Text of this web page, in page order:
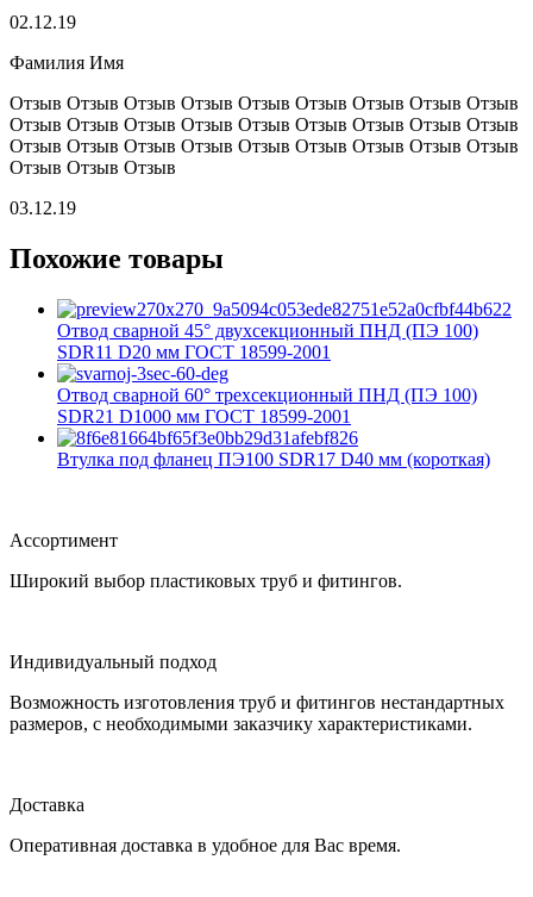
02.12.19
Фамилия Имя
Отзыв Отзыв Отзыв Отзыв Отзыв Отзыв Отзыв Отзыв Отзыв
Отзыв Отзыв Отзыв Отзыв Отзыв Отзыв Отзыв Отзыв Отзыв
Отзыв Отзыв Отзыв Отзыв Отзыв Отзыв Отзыв Отзыв Отзыв
Отзыв Отзыв Отзыв
03.12.19
Похожие товары
Отвод сварной 45° двухсекционный ПНД (ПЭ 100)
SDR11 D20 мм ГОСТ 18599-2001
Отвод сварной 60° трехсекционный ПНД (ПЭ 100)
SDR21 D1000 мм ГОСТ 18599-2001
Втулка под фланец ПЭ100 SDR17 D40 мм (короткая)
Ассортимент
Широкий выбор пластиковых труб и фитингов.
Индивидуальный подход
Возможность изготовления труб и фитингов нестандартных
размеров, с необходимыми заказчику характеристиками.
Доставка
Оперативная доставка в удобное для Вас время.